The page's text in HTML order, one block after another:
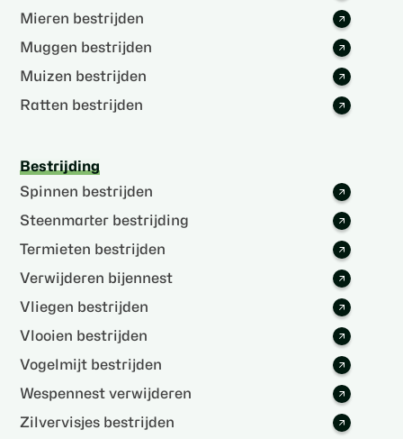
Mieren bestrijden
Muggen bestrijden
Muizen bestrijden
Ratten bestrijden
Bestrijding
Spinnen bestrijden
Steenmarter bestrijding
Termieten bestrijden
Verwijderen bijennest
Vliegen bestrijden
Vlooien bestrijden
Vogelmijt bestrijden
Wespennest verwijderen
Zilvervisjes bestrijden